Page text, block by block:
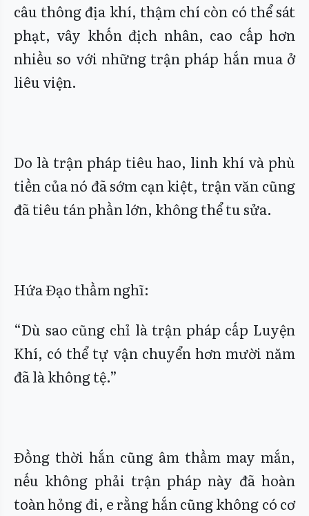
câu thông địa khí, thậm chí còn có thể sát
phạt, vây khốn địch nhân, cao cấp hơn
nhiều so với những trận pháp hắn mua ở
liêu viện.
Do là trận pháp tiêu hao, linh khí và phù
tiền của nó đã sớm cạn kiệt, trận văn cũng
đã tiêu tán phần lớn, không thể tu sửa.
Hứa Đạo thầm nghĩ:
“Dù sao cũng chỉ là trận pháp cấp Luyện
Khí, có thể tự vận chuyển hơn mười năm
đã là không tệ.”
Đồng thời hắn cũng âm thầm may mắn,
nếu không phải trận pháp này đã hoàn
toàn hỏng đi, e rằng hắn cũng không có cơ